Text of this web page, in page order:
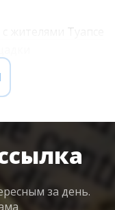
жителями Туапсе
за день.